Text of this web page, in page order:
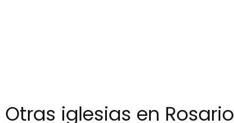
iglesias en Rosario